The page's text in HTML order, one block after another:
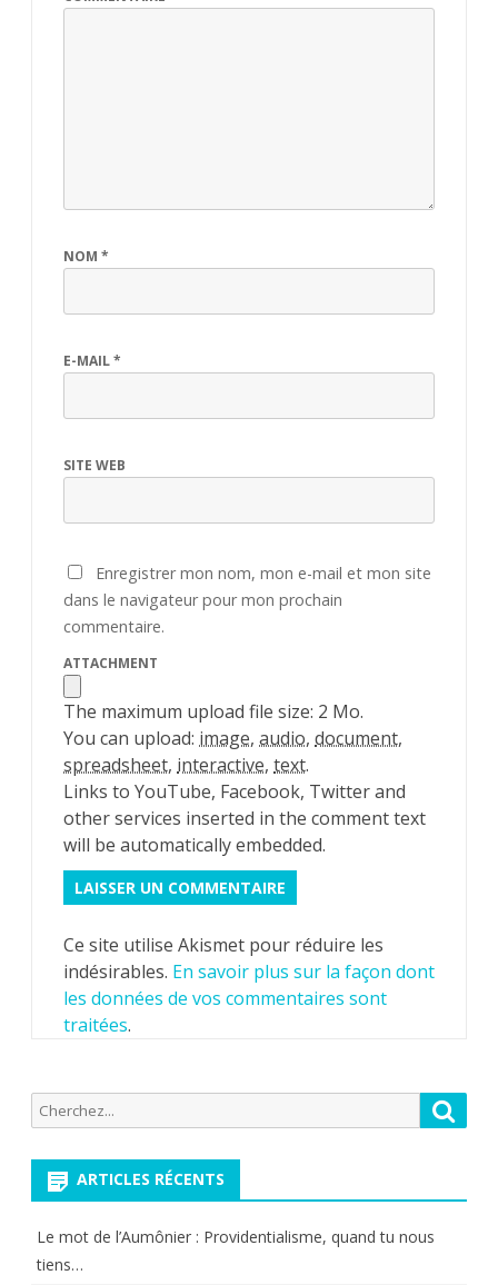
NOM *
E-MAIL*
SITE WEB
Enregistrer mon nom, mon e-mail et mon site
dans le navigateur pour mon prochain
commentaire.
ATTACHMENT
The maximum upload file size: 2 Mo.
You can upload: image, audio, document,
spreadsheet, interactive, text.
Links to YouTube, Facebook, Twitter and
other services inserted in the comment text
will be automatically embedded.
Ce site utilise Akismet pour réduire les
indésirables. En savoir plus sur la façon dont
les données de vos commentaires sont
traitées.
Recherche
pour:
ARTICLES RÉCENTS
Le mot de l’Aumônier : Providentialisme, quand tu nous
tiens…